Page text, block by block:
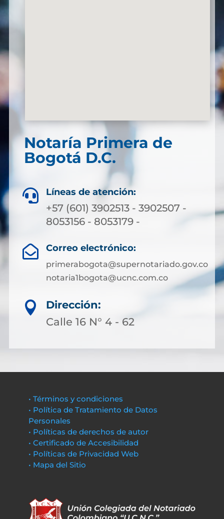
Notaría Primera de
Bogotá D.C.
 Líneas de atención:
+57 (601) 3902513 - 3902507 -
8053156 - 8053179 -
 Correo electrónico:
primerabogota@supernotariado.gov.co
notaria1bogota@ucnc.com.co

Dirección:
Calle 16 N° 4 - 62
• Términos y condiciones
• Política de Tratamiento de Datos
Personales
• Políticas de derechos de autor
• Certificado de Accesibilidad
• Políticas de Privacidad Web
• Mapa del Sitio